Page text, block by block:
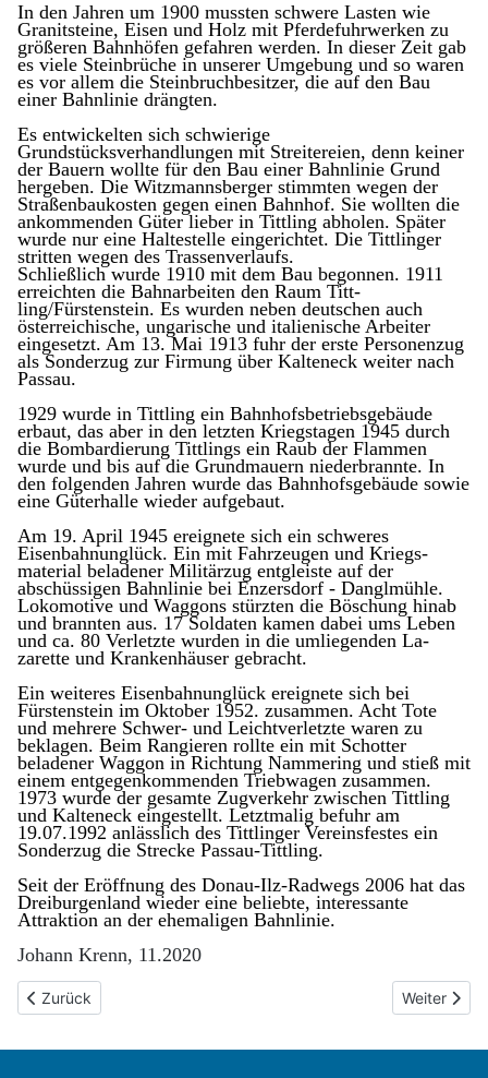
In den Jahren um 1900 mussten schwere Lasten wie
Granitsteine, Eisen und Holz mit Pferdefuhr­werken zu
größeren Bahn­höfen gefahren werden. In dieser Zeit gab
es viele Steinbrüche in unserer Umgebung und so waren
es vor allem die Stein­bruchbesitzer, die auf den Bau
einer Bahnlinie drängten.
Es entwickelten sich schwierige
Grundstücksverhandlungen mit Streitereien, denn keiner
der Bau­ern wollte für den Bau ei­ner Bahnlinie Grund
hergeben. Die Witzmannsberger stimmten wegen der
Straßenbaukosten gegen einen Bahnhof. Sie wollten die
ankommenden Güter lieber in Tittling ab­holen. Später
wurde nur eine Haltestelle eingerichtet. Die Tittlinger
stritten wegen des Trassenver­laufs.
Schließlich wurde 1910 mit dem Bau begonnen. 1911
erreichten die Bahnarbeiten den Raum Titt­
ling/Fürstenstein. Es wur­den neben deutschen auch
österreichische, ungarische und italienische Ar­beiter
eingesetzt. Am 13. Mai 1913 fuhr der erste Personenzug
als Sonderzug zur Firmung über Kalteneck weiter nach
Passau.
1929 wurde in Tittling ein Bahnhofsbetriebsgebäude
erbaut, das aber in den letzten Kriegstagen 1945 durch
die Bombar­dierung Tittlings ein Raub der Flammen
wurde und bis auf die Grundmau­ern niederbrannte. In
den folgenden Jahren wurde das Bahnhofsgebäude sowie
eine Güterhalle wie­der aufgebaut.
Am 19. April 1945 ereignete sich ein schweres
Eisenbahnunglück. Ein mit Fahrzeugen und Kriegs­
material beladener Mili­tärzug entgleiste auf der
abschüssigen Bahnlinie bei Enzersdorf - Dangl­mühle.
Lokomotive und Waggons stürzten die Bö­schung hinab
und brannten aus. 17 Soldaten ka­men dabei ums Leben
und ca. 80 Verletzte wurden in die umliegenden La­
zarette und Krankenhäuser gebracht.
Ein weiteres Eisenbahnunglück ereignete sich bei
Fürstenstein im Oktober 1952. zusammen. Acht Tote
und mehrere Schwer- und Leichtverletzte waren zu
beklagen. Beim Rangieren rollte ein mit Schot­ter
beladener Waggon in Richtung Nammering und stieß mit
einem entgegenkommenden Triebwa­gen zusammen.
1973 wurde der gesamte Zugverkehr zwischen Tittling
und Kalteneck eingestellt. Letztmalig befuhr am
19.07.1992 anläss­lich des Tittlinger Vereinsfestes ein
Sonderzug die Strecke Passau-Tittling.
Seit der Eröffnung des Donau-Ilz-Radwegs 2006 hat das
Dreiburgenland wieder eine beliebte, inter­essante
Attraktion an der ehemaligen Bahnlinie.
Johann Krenn, 11.2020
Vorheriger Beitrag: Die wechselvolle Geschichte der Anwesen
Zurück Nächster
Weiter